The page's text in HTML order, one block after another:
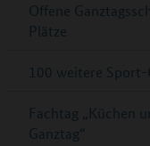
Offene
Plätze
100 weitere Sport-
Fachtag „Küchen
Ganztag“